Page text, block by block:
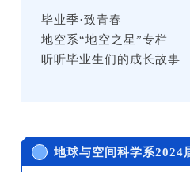
毕业季·致青春
地空系“地空之星”专栏
听听毕业生们的成长故事
地球与空间科学系2024